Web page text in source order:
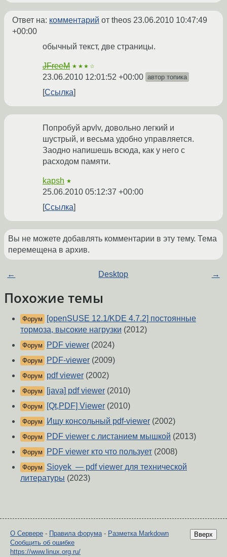
Ответ на: комментарий от theos 23.06.2010 10:47:49
+00:00
обычный текст, две страницы.
JFreeM ★★★☆
23.06.2010 12:01:52 +00:00 автор топика
Ссылка
Попробуй apvlv, довольно легкий и
шустрый, и весьма удобно управляется.
Заодно напишешь всюда, как у него с
расходом памяти.
kapsh ★
25.06.2010 05:12:37 +00:00
Ссылка
Вы не можете добавлять комментарии в эту тему. Тема
перемещена в архив.
← Desktop →
Похожие темы
Форум
[openSUSE 12.1/KDE 4.7.2] постоянные
тормоза, высокие нагрузки (2012)
Форум PDF viewer (2024)
Форум PDF-viewer (2009)
Форум pdf viewer (2002)
Форум [java] pdf viewer (2010)
Форум [Qt,PDF] Viewer (2010)
Форум Ищу консольный pdf-viewer (2002)
Форум PDF viewer с листанием мышкой (2013)
Форум PDF viewer кто что пользует (2008)
Форум
Sioyek — pdf viewer для технической
литературы (2023)
Вверх
О Сервере - Правила форума- Разметка Markdown
Сообщить об ошибке
https://www.linux.org.ru/